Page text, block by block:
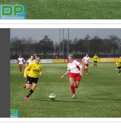
Vorige